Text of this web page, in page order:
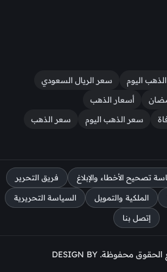
اليوم
سعر الريال السعودي
أسعار الذهب
سعر الذهب اليوم سعر الذهب
تصحيح الأخطاء والإبلاغ فريق التحرير
الملكية والتمويل السياسة التحريرية
إتصل بنا
© 2026 اليمن الغد — جميع الحقوق محفوظة. DESIGN BY